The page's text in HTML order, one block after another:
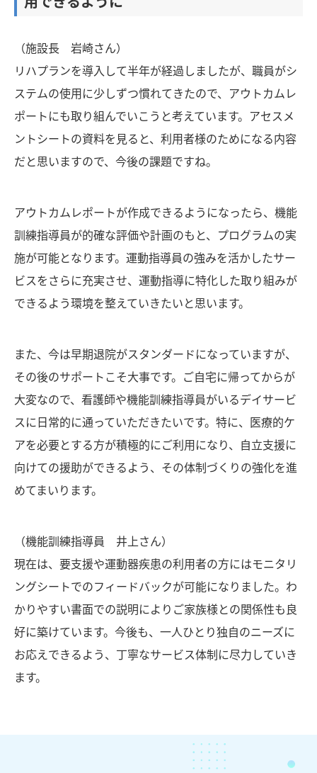
（施設長 岩崎さん）
リハプランを導入して半年が経過しましたが、職員がシ
ステムの使用に少しずつ慣れてきたので、アウトカムレ
ポートにも取り組んでいこうと考えています。アセスメ
ントシートの資料を見ると、利用者様のためになる内容
だと思いますので、今後の課題ですね。
アウトカムレポートが作成できるようになったら、機能
訓練指導員が的確な評価や計画のもと、プログラムの実
施が可能となります。運動指導員の強みを活かしたサー
ビスをさらに充実させ、運動指導に特化した取り組みが
できるよう環境を整えていきたいと思います。
また、今は早期退院がスタンダードになっていますが、
その後のサポートこそ大事です。ご自宅に帰ってからが
大変なので、看護師や機能訓練指導員がいるデイサービ
スに日常的に通っていただきたいです。特に、医療的ケ
アを必要とする方が積極的にご利用になり、自立支援に
向けての援助ができるよう、その体制づくりの強化を進
めてまいります。
（機能訓練指導員 井上さん）
現在は、要支援や運動器疾患の利用者の方にはモニタリ
ングシートでのフィードバックが可能になりました。わ
かりやすい書面での説明によりご家族様との関係性も良
好に築けています。今後も、一人ひとり独自のニーズに
お応えできるよう、丁寧なサービス体制に尽力していき
ます。